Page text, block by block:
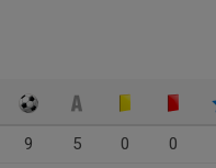
9 5 0 0